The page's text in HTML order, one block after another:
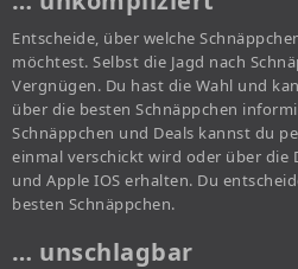
Entscheide, über welche
möchtest. Selbst die Jagd nach
Vergnügen. Du hast die Wahl und
über die besten Schnäppchen
Schnäppchen und Deals kannst du
einmal verschickt wird oder über die
und Apple IOS erhalten. Du
besten Schnäppchen.
… unschlagbar